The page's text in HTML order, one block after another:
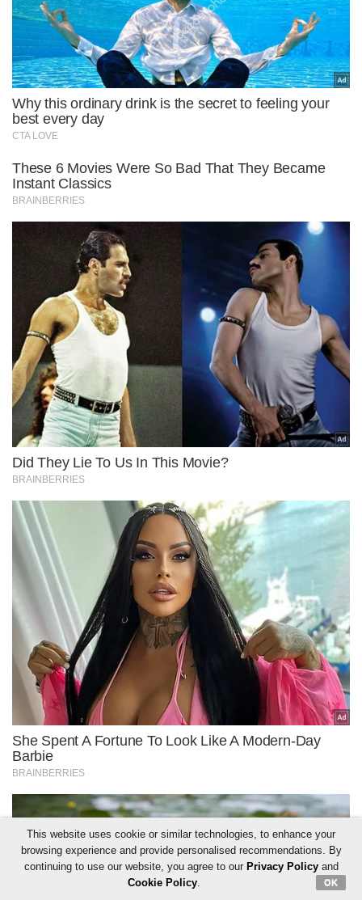
This website uses cookie or similar technologies, to enhance your
browsing experience and provide personalised recommendations. By
continuing to use our website, you agree to our Privacy Policyand
Cookie Policy. OK